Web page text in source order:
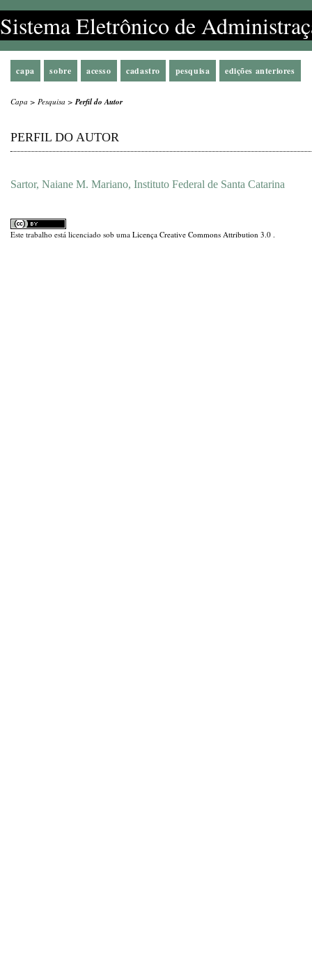
Sistema Eletrônico de
capa sobre acesso cadastro pesquisa edições anteriores
Capa > Pesquisa >Perfil do Autor
PERFIL DO AUTOR
Sartor, Naiane M. Mariano, Instituto Federal de Santa Catarina
Este trabalho está licenciado sob uma Licença Creative Commons Attribution 3.0 .